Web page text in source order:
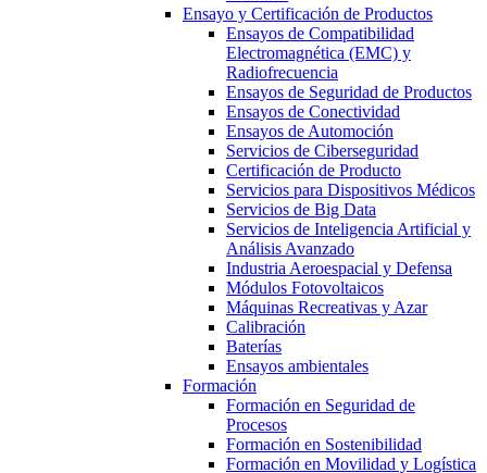
Ensayo y Certificación de Productos
Ensayos de Compatibilidad
Electromagnética (EMC) y
Radiofrecuencia
Ensayos de Seguridad de Productos
Ensayos de Conectividad
Ensayos de Automoción
Servicios de Ciberseguridad
Certificación de Producto
Servicios para Dispositivos Médicos
Servicios de Big Data
Servicios de Inteligencia Artificial y
Análisis Avanzado
Industria Aeroespacial y Defensa
Módulos Fotovoltaicos
Máquinas Recreativas y Azar
Calibración
Baterías
Ensayos ambientales
Formación
Formación en Seguridad de
Procesos
Formación en Sostenibilidad
Formación en Movilidad y Logística